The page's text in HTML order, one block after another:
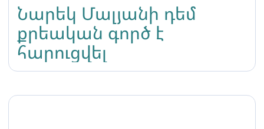
Նարեկ Մալյանի դեմ
քրեական գործ է
հարուցվել